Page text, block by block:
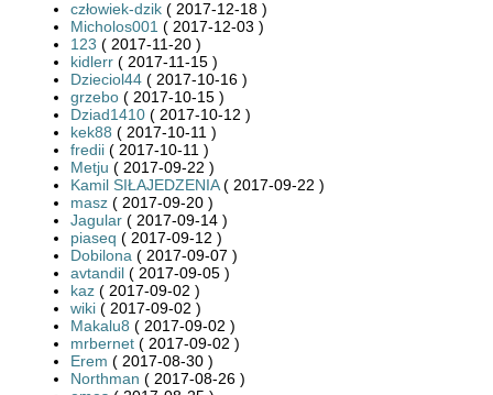
człowiek-dzik ( 2017-12-18 )
Micholos001 ( 2017-12-03 )
123 ( 2017-11-20 )
kidlerr ( 2017-11-15 )
Dzieciol44 ( 2017-10-16 )
grzebo ( 2017-10-15 )
Dziad1410 ( 2017-10-12 )
kek88 ( 2017-10-11 )
fredii ( 2017-10-11 )
Metju ( 2017-09-22 )
Kamil SIŁAJEDZENIA( 2017-09-22 )
masz ( 2017-09-20 )
Jagular ( 2017-09-14 )
piaseq ( 2017-09-12 )
Dobilona ( 2017-09-07 )
avtandil ( 2017-09-05 )
kaz ( 2017-09-02 )
wiki ( 2017-09-02 )
Makalu8 ( 2017-09-02 )
mrbernet ( 2017-09-02 )
Erem ( 2017-08-30 )
Northman ( 2017-08-26 )